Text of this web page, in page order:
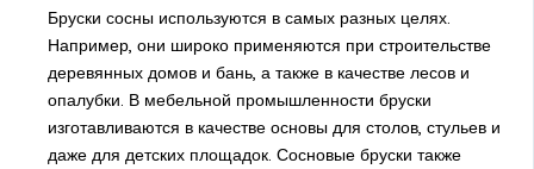
Бруски сосны используются в самых разных целях.
Например, они широко применяются при строительстве
деревянных домов и бань, а также в качестве лесов и
опалубки. В мебельной промышленности бруски
изготавливаются в качестве основы для столов, стульев и
даже для детских площадок. Сосновые бруски также